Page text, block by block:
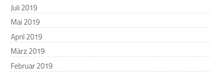
Juli 2019
Mai 2019
April 2019
März 2019
Februar 2019